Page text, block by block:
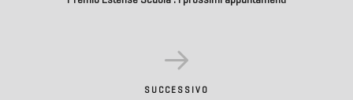
SUCCESSIVO